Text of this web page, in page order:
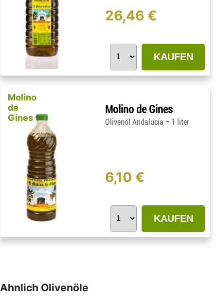
26,46 €
KAUFEN
Molino
de
Gines
Molino de Gines
Olivenöl Andalucía - 1 liter
6,10 €
KAUFEN
Ahnlich Olivenöle